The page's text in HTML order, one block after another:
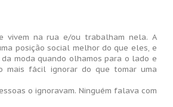
vivem na rua e/ou trabalham nela. A
posição social melhor do que eles, e
moda quando olhamos para o lado e
mais fácil ignorar do que tomar uma
o ignoravam. Ninguém falava com